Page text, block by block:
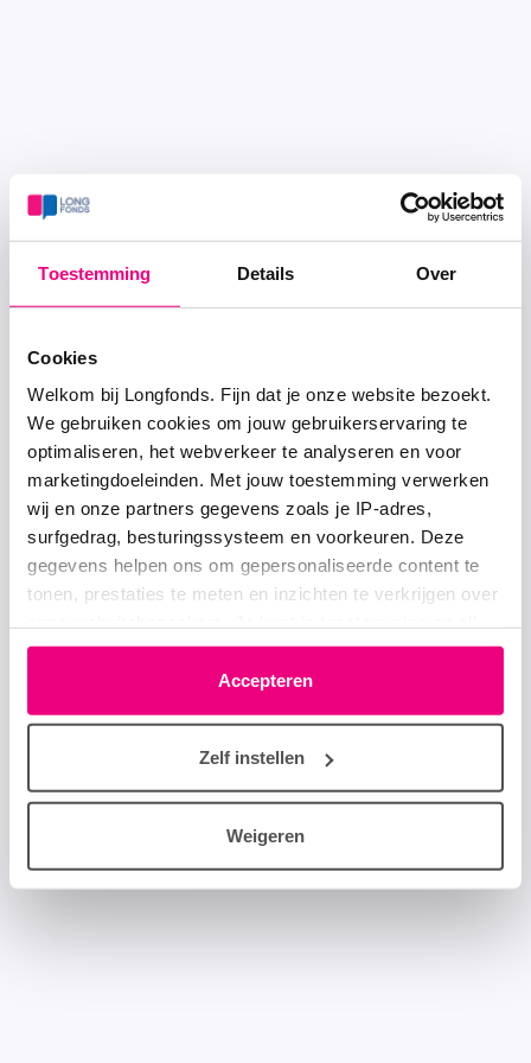
Toestemming Details Over
Cookies
Welkom bij Longfonds. Fijn dat je onze website bezoekt.
We gebruiken cookies om jouw gebruikerservaring te
optimaliseren, het webverkeer te analyseren en voor
marketingdoeleinden. Met jouw toestemming verwerken
wij en onze partners gegevens zoals je IP-adres,
surfgedrag, besturingssysteem en voorkeuren. Deze
gegevens helpen ons om gepersonaliseerde content te
tonen, prestaties te meten en inzichten te verkrijgen over
moment wijzigen of intrekken via het cookie-icoontje
linksonder elke pagina. De lijst met partners is te vinden
in het tabblad “details”.
Accepteren
Zelf instellen
Weigeren